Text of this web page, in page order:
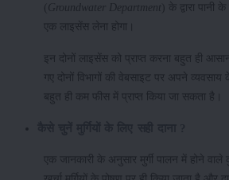
( Groundwater Department ) के द्वारा पानी
एक लाइसेंस लेना होगा।
इन दोनों लाइसेंस को प्राप्त करना बहुत ही
गए दोनों विभागों की वेबसाइट पर अपने
बहुत ही कम फीस में प्राप्त किया जा सकता है।
एक जानकारी के अनुसार मुर्गी पालन में होने